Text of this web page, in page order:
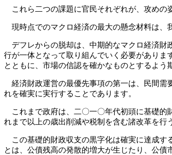
これら二つの課題に官民それぞれが、攻めの
現時点でのマクロ経済の最大の懸念材料は、
デフレからの脱却は、中期的なマクロ経済財
行が一体となって取り組んでいく必要があり
とともに、市場の信認を確かなものとするよう
経済財政運営の最優先事項の第一は、民間需
れを確実に実行することであります。
これまで政府は、二〇一〇年代初頭に基礎的
れまで以上の歳出削減や税制を含む諸改革を行
この基礎的財政収支の黒字化は確実に達成す
とは、公債残高の発散的増大が生じたり、公